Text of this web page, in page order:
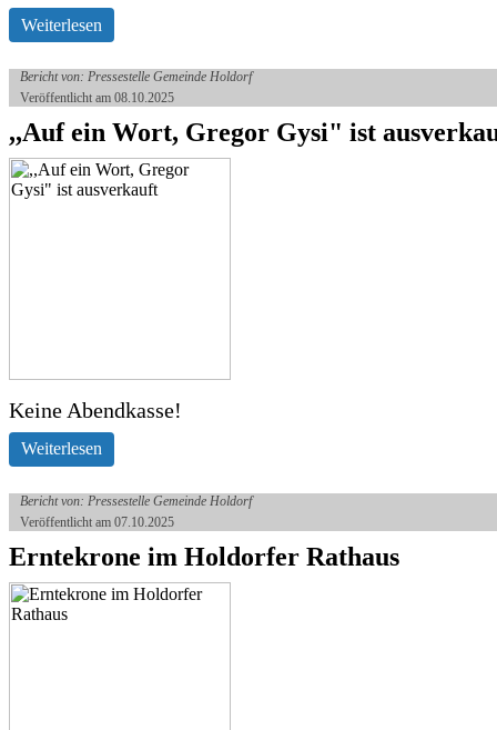
Weiterlesen
Bericht von: Pressestelle Gemeinde Holdorf
Veröffentlicht am 08.10.2025
,,Auf ein Wort, Gregor Gysi" ist
Keine Abendkasse!
Weiterlesen
Bericht von: Pressestelle Gemeinde Holdorf
Veröffentlicht am 07.10.2025
Erntekrone im Holdorfer Rathaus